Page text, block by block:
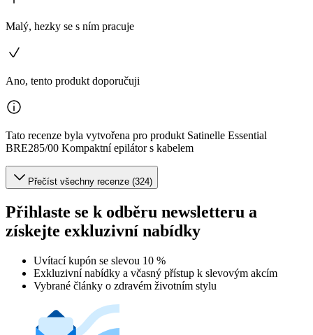
Malý, hezky se s ním pracuje
Ano, tento produkt doporučuji
Tato recenze byla vytvořena pro produkt Satinelle Essential
BRE285/00 Kompaktní epilátor s kabelem
Přečíst všechny recenze (324)
Přihlaste se k odběru newsletteru a
získejte exkluzivní nabídky
Uvítací kupón se slevou 10 %
Exkluzivní nabídky a včasný přístup k slevovým akcím
Vybrané články o zdravém životním stylu